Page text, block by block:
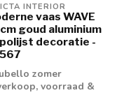
INTERIOR
vaas WAVE
goud aluminium
decoratie -
zomer
voorraad &